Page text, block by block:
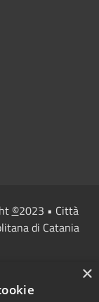
©2023 • Città
di Catania
×